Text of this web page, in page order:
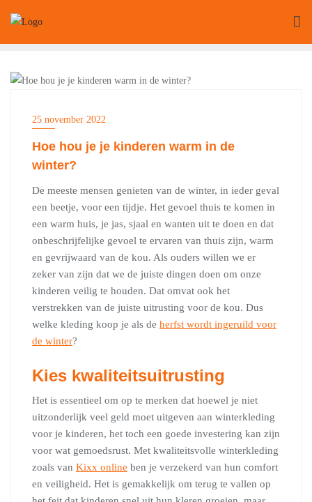
naar
de
25 november 2022
Hoe hou je je kinderen warm in de
winter?
De meeste mensen genieten van de winter, in ieder geval
een beetje, voor een tijdje. Het gevoel thuis te komen in
een warm huis, je jas, sjaal en wanten uit te doen en dat
onbeschrijfelijke gevoel te ervaren van thuis zijn, warm
en gevrijwaard van de kou. Als ouders willen we er
zeker van zijn dat we de juiste dingen doen om onze
kinderen veilig te houden. Dat omvat ook het
verstrekken van de juiste uitrusting voor de kou. Dus
welke kleding koop je als de herfst wordt ingeruild voor
de winter?
Kies kwaliteitsuitrusting
Het is essentieel om op te merken dat hoewel je niet
uitzonderlijk veel geld moet uitgeven aan winterkleding
voor je kinderen, het toch een goede investering kan zijn
voor wat gemoedsrust. Met kwaliteitsvolle winterkleding
zoals van Kixx online ben je verzekerd van hun comfort
en veiligheid. Het is gemakkelijk om terug te vallen op